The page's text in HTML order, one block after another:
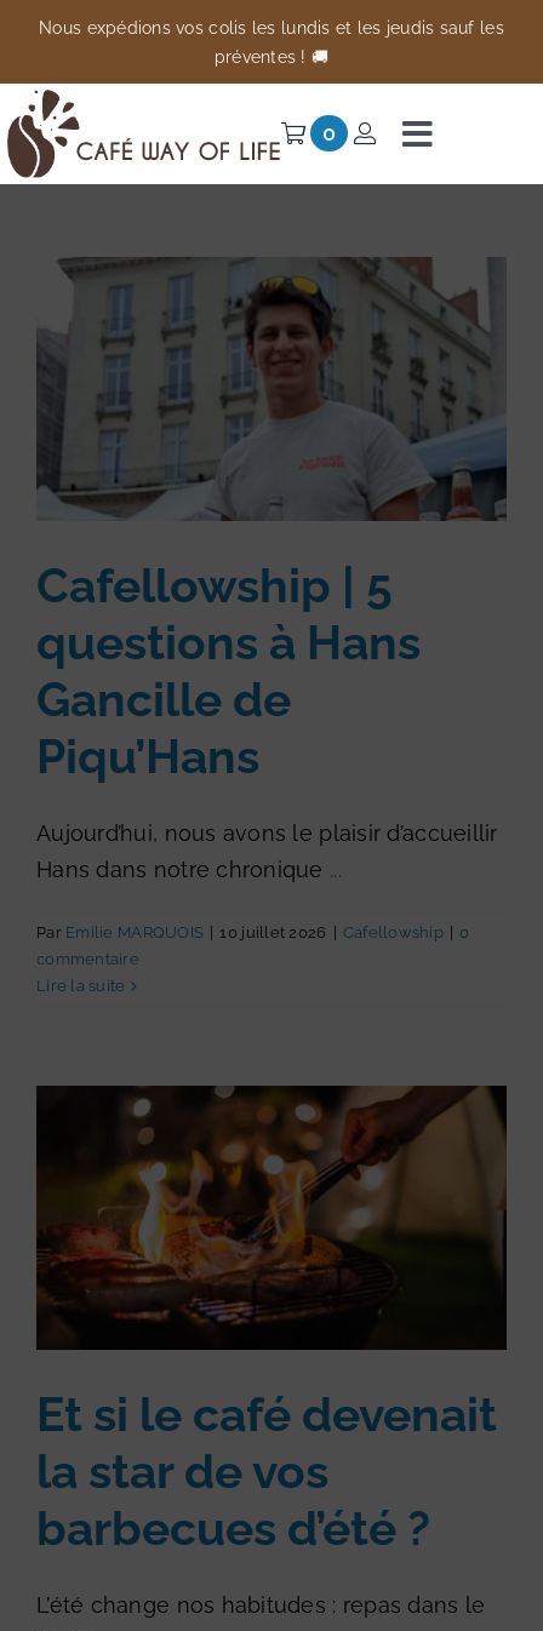
Passer
contenu
Nous expédions vos colis les lundis et les jeudis sauf les
préventes ! 🚚
0
à
Préventes
Anti-gaspi
À propos
Cafellowship | 5
questions à Hans
Gancille de
Piqu’Hans
Aujourd’hui, nous avons le plaisir d’accueillir
Hans dans notre chronique ...
Par Emilie MARQUOIS 10 juillet 2026 Cafellowship
0
commentaire
Lire la suite
Et si le café devenait
la star de vos
barbecues d’été ?
L’été change nos habitudes : repas dans le